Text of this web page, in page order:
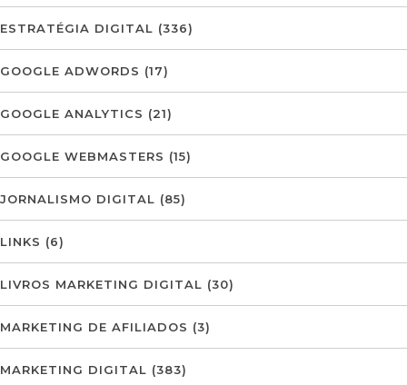
ESTRATÉGIA DIGITAL (336)
GOOGLE ADWORDS (17)
GOOGLE ANALYTICS (21)
GOOGLE WEBMASTERS (15)
JORNALISMO DIGITAL (85)
LINKS (6)
LIVROS MARKETING DIGITAL (30)
MARKETING DE AFILIADOS (3)
MARKETING DIGITAL (383)